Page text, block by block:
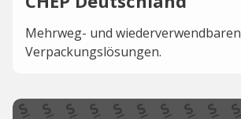
Mehrweg- und wiederverwendbaren
Verpackungslösungen.